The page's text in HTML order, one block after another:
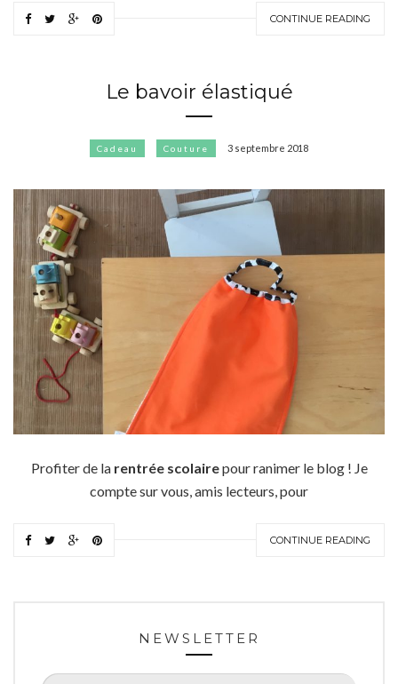
CONTINUE READING
Le bavoir élastiqué
Cadeau Couture 3 septembre 2018
Profiter de la rentrée scolairepour ranimer le blog ! Je
compte sur vous, amis lecteurs, pour
CONTINUE READING
NEWSLETTER